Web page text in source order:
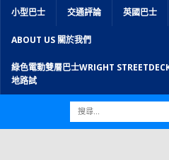
小型巴士 交通評論 英國巴士
ABOUT US 關於我們
綠色電動雙層巴士WRIGHT
地路試